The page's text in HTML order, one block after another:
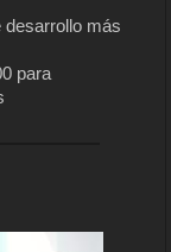
desarrollo más
para